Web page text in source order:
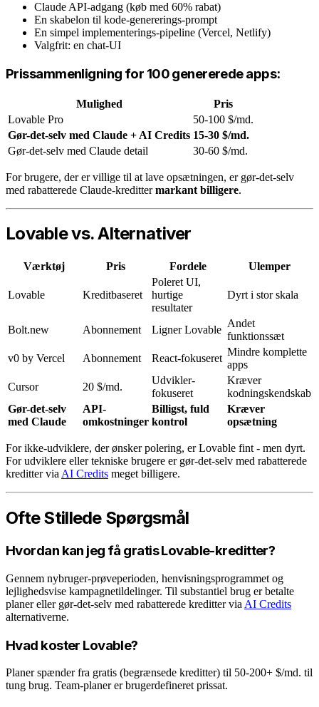
Claude API-adgang (køb med 60% rabat)
En skabelon til kode-genererings-prompt
En simpel implementerings-pipeline (Vercel, Netlify)
Valgfrit: en chat-UI
Prissammenligning for 100 genererede apps:
Mulighed
Pris
Lovable Pro
50-100 $/md.
Gør-det-selv med Claude + AI Credits 15-30 $/md.
Gør-det-selv med Claude detail
30-60 $/md.
For brugere, der er villige til at lave opsætningen, er gør-det-selv
med rabatterede Claude-kredittermarkant billigere.
Lovable vs. Alternativer
Værktøj Pris Fordele Ulemper
Lovable Kreditbaseret
Poleret UI,
hurtige
resultater
Dyrt i stor skala
Bolt.new Abonnement Ligner Lovable
Andet
funktionssæt
v0 by Vercel
Abonnement React-fokuseret
Mindre komplette
apps
Cursor
20 $/md.
Udvikler-
fokuseret
Kræver
kodningskendskab
Gør-det-selv
med Claude
API-
omkostninger
Billigst, fuld
kontrol
Kræver
opsætning
For ikke-udviklere, der ønsker polering, er Lovable fint - men dyrt.
For udviklere eller tekniske brugere er gør-det-selv med rabatterede
kreditter via AI Credits meget billigere.
Ofte Stillede Spørgsmål
Hvordan kan jeg få gratis Lovable-kreditter?
Gennem nybruger-prøveperioden, henvisningsprogrammet og
lejlighedsvise kampagnetildelinger. Til substantiel brug er betalte
planer eller gør-det-selv med rabatterede kreditter via AI Credits
alternativerne.
Hvad koster Lovable?
Planer spænder fra gratis (begrænsede kreditter) til 50-200+ $/md. til
tung brug. Team-planer er brugerdefineret prissat.